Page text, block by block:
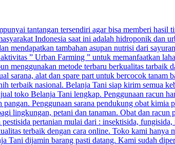
tantangan tersendiri agar bisa memberi
Indonesia saat ini adalah hidroponik dan
mendapatkan tambahan asupan nutrisi dari
” Urban Farming ” untuk memanfaatkan
menggunakan metode terbaru berkualitas tarbaik
sarana, alat dan spare part untuk bercocok
terbaik nasional. Belanja Tani siap kirim semua
toko Belanja Tani lengkap. Penggunaan racun
Penggunaan sarana pendukung obat
lingkungan, petani dan tanaman. Obat dan racun
pertanian mulai dari : insektisida,
terbaik dengan cara online. Toko kami
Tani dijamin barang pasti datang. Kami sudah